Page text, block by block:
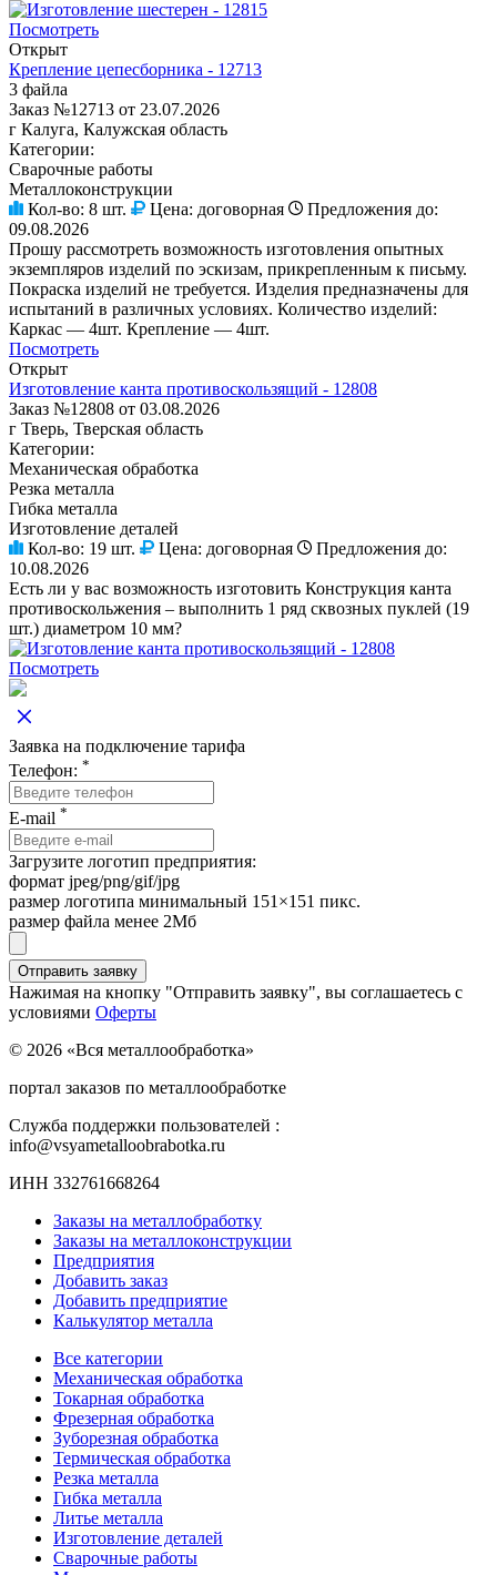
Посмотреть
Открыт
Крепление цепесборника - 12713
3 файла
Заказ №12713 от 23.07.2026
г Калуга, Калужская область
Категории:
Сварочные работы
Металлоконструкции
Кол-во: 8 шт. Цена: договорная
Предложения до:
09.08.2026
Прошу рассмотреть возможность изготовления опытных
экземпляров изделий по эскизам, прикрепленным к письму.
Покраска изделий не требуется. Изделия предназначены для
испытаний в различных условиях. Количество изделий:
Каркас — 4шт. Крепление — 4шт.
Посмотреть
Открыт
Изготовление канта противоскользящий - 12808
Заказ №12808 от 03.08.2026
г Тверь, Тверская область
Категории:
Механическая обработка
Резка металла
Гибка металла
Изготовление деталей
Кол-во: 19 шт. Цена: договорная
Предложения до:
10.08.2026
Есть ли у вас возможность изготовить Конструкция канта
противоскольжения – выполнить 1 ряд сквозных пуклей (19
шт.) диаметром 10 мм?
Посмотреть
Заявка на подключение тарифа
Телефон: *
E-mail *
Загрузите логотип предприятия:
формат jpeg/png/gif/jpg
размер логотипа минимальный 151×151 пикс.
размер файла менее 2Мб
Нажимая на кнопку "Отправить заявку", вы соглашаетесь с
условиями Оферты
© 2026 «Вся металлообработка»
портал заказов по металлообработке
Служба поддержки пользователей :
info@vsyametalloobrabotka.ru
ИНН 332761668264
Заказы на металлобработку
Заказы на металлоконструкции
Предприятия
Добавить заказ
Добавить предприятие
Калькулятор металла
Все категории
Механическая обработка
Токарная обработка
Фрезерная обработка
Зуборезная обработка
Термическая обработка
Резка металла
Гибка металла
Литье металла
Изготовление деталей
Сварочные работы